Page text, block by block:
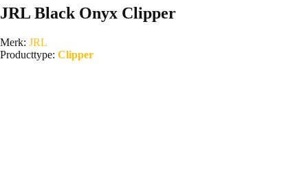
JRL Black Onyx Clipper
Merk: JRL
Producttype: Clipper